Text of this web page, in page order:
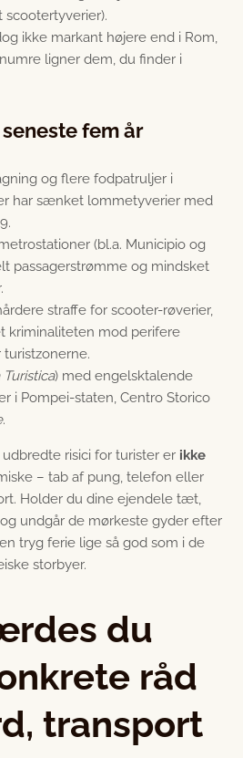
ikke markant højere end i Rom,
ligner dem, du finder i
fem år
og flere fodpatruljer i
har sænket lommetyverier med
(bl.a. Municipio og
passagerstrømme og mindsket
straffe for scooter-røverier,
kriminaliteten mod perifere
Turistica) med engelsktalende
i Pompei-staten, Centro Storico
.
risici for turister er ikke
– tab af pung, telefon eller
Holder du dine ejendele tæt,
undgår de mørkeste gyder efter
tryg ferie lige så god som i de
storbyer.
du
råd
transport